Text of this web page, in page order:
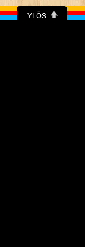
YLÖS